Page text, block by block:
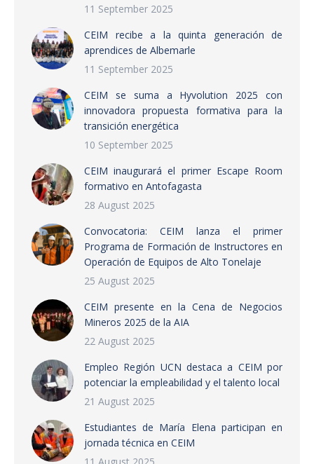
11 September 2025
CEIM recibe a la quinta generación de
aprendices de Albemarle
11 September 2025
CEIM se suma a Hyvolution 2025 con
innovadora propuesta formativa para la
transición energética
10 September 2025
CEIM inaugurará el primer Escape Room
formativo en Antofagasta
28 August 2025
Convocatoria: CEIM lanza el primer
Programa de Formación de Instructores en
Operación de Equipos de Alto Tonelaje
25 August 2025
CEIM presente en la Cena de Negocios
Mineros 2025 de la AIA
22 August 2025
Empleo Región UCN destaca a CEIM por
potenciar la empleabilidad y el talento local
21 August 2025
Estudiantes de María Elena participan en
jornada técnica en CEIM